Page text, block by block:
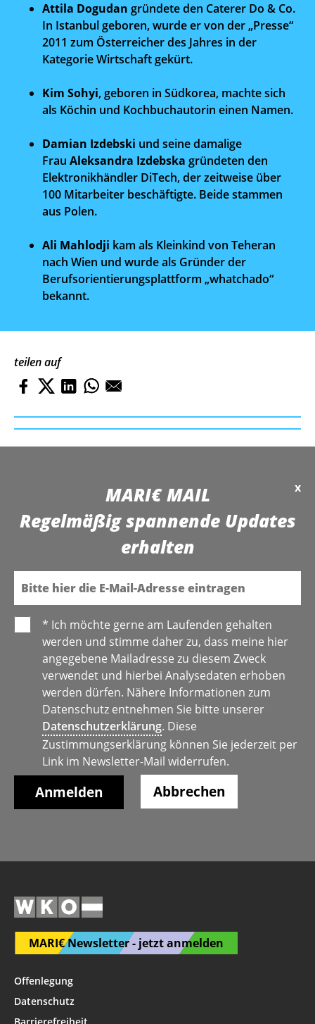
Attila Dogudan gründete den Caterer Do & Co.
In Istanbul geboren, wurde er von der „Presse“
2011 zum Österreicher des Jahres in der
Kategorie Wirtschaft gekürt.
Kim Sohyi, geboren in Südkorea, machte sich
als Köchin und Kochbuchautorin einen Namen.
Damian Izdebski und seine damalige
Frau Aleksandra Izdebska gründeten den
Elektronikhändler DiTech, der zeitweise über
100 Mitarbeiter beschäftigte. Beide stammen
aus Polen.
Ali Mahlodji kam als Kleinkind von Teheran
nach Wien und wurde als Gründer der
Berufsorientierungsplattform „whatchado“
bekannt.
teilen auf
x
MARI€ MAIL
Regelmäßig spannende Updates
erhalten
E-Mail
* Ich möchte gerne am Laufenden gehalten
werden und stimme daher zu, dass meine hier
angegebene Mailadresse zu diesem Zweck
verwendet und hierbei Analysedaten erhoben
werden dürfen. Nähere Informationen zum
Datenschutz entnehmen Sie bitte unserer
Datenschutzerklärung. Diese
Zustimmungserklärung können Sie jederzeit per
Link im Newsletter-Mail widerrufen.
Abbrechen
MARI€ Newsletter - jetzt anmelden
Offenlegung
Datenschutz